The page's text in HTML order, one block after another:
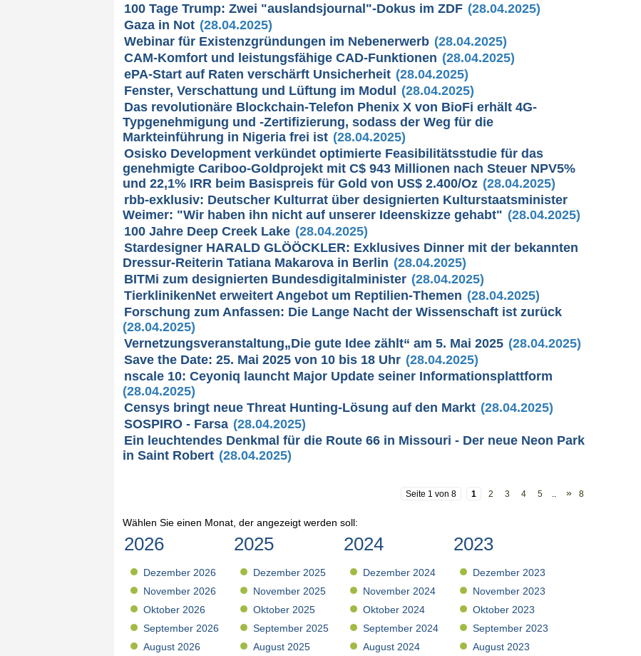
100 Tage Trump: Zwei "auslandsjournal"-Dokus im ZDF (28.04.2025)
Gaza in Not (28.04.2025)
Webinar für Existenzgründungen im Nebenerwerb (28.04.2025)
CAM-Komfort und leistungsfähige CAD-Funktionen (28.04.2025)
ePA-Start auf Raten verschärft Unsicherheit (28.04.2025)
Fenster, Verschattung und Lüftung im Modul (28.04.2025)
Das revolutionäre Blockchain-Telefon Phenix X von BioFi erhält 4G-
Typgenehmigung und -Zertifizierung, sodass der Weg für die
Markteinführung in Nigeria frei ist (28.04.2025)
Osisko Development verkündet optimierte Feasibilitätsstudie für das
genehmigte Cariboo-Goldprojekt mit C$ 943 Millionen nach Steuer NPV5%
und 22,1% IRR beim Basispreis für Gold von US$ 2.400/Oz (28.04.2025)
rbb-exklusiv: Deutscher Kulturrat über designierten Kulturstaatsminister
Weimer: "Wir haben ihn nicht auf unserer Ideenskizze gehabt" (28.04.2025)
100 Jahre Deep Creek Lake (28.04.2025)
Stardesigner HARALD GLÖÖCKLER: Exklusives Dinner mit der bekannten
Dressur-Reiterin Tatiana Makarova in Berlin (28.04.2025)
BITMi zum designierten Bundesdigitalminister (28.04.2025)
TierklinikenNet erweitert Angebot um Reptilien-Themen (28.04.2025)
Forschung zum Anfassen: Die Lange Nacht der Wissenschaft ist zurück
(28.04.2025)
Vernetzungsveranstaltung„Die gute Idee zählt“ am 5. Mai 2025 (28.04.2025)
Save the Date: 25. Mai 2025 von 10 bis 18 Uhr (28.04.2025)
nscale 10: Ceyoniq launcht Major Update seiner Informationsplattform
(28.04.2025)
Censys bringt neue Threat Hunting-Lösung auf den Markt (28.04.2025)
SOSPIRO - Farsa (28.04.2025)
Ein leuchtendes Denkmal für die Route 66 in Missouri - Der neue Neon Park
in Saint Robert (28.04.2025)
Seite 1 von 8 1 2 3 4 5 » 8
Wählen Sie einen Monat, der angezeigt werden soll:
2026
Dezember 2026
November 2026
Oktober 2026
September 2026
August 2026
2025
Dezember 2025
November 2025
Oktober 2025
September 2025
August 2025
2024
Dezember 2024
November 2024
Oktober 2024
September 2024
August 2024
2023
Dezember 2023
November 2023
Oktober 2023
September 2023
August 2023